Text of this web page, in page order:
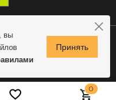
0
вы
в MindMachine